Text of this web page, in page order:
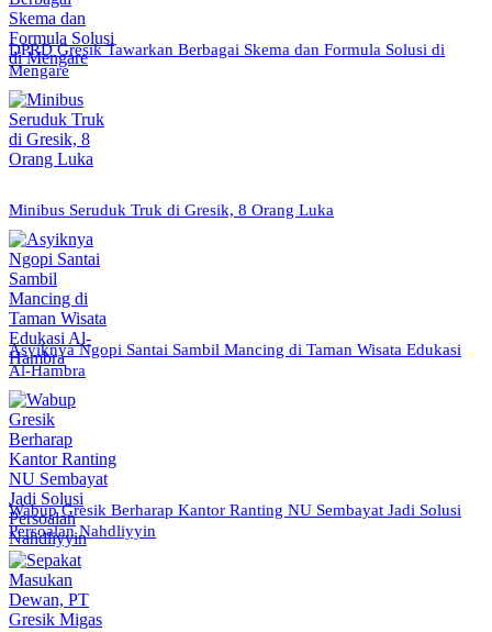
DPRD Gresik Tawarkan Berbagai Skema dan Formula Solusi di
Mengare
Minibus Seruduk Truk di Gresik, 8 Orang Luka
Asyiknya Ngopi Santai Sambil Mancing di Taman Wisata Edukasi
Al-Hambra
Wabup Gresik Berharap Kantor Ranting NU Sembayat Jadi Solusi
Persoalan Nahdliyyin